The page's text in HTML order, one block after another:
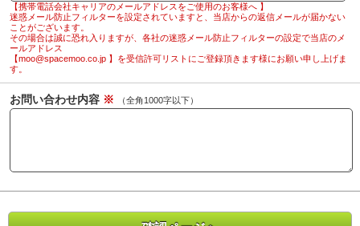
【携帯電話会社キャリアのメールアドレスをご使用のお客様へ 】
迷惑メール防止フィルターを設定されていますと、当店からの返信メールが届かない
ことがございます。
その場合は誠に恐れ入りますが、各社の迷惑メール防止フィルターの設定で当店のメ
ールアドレス
【moo@spacemoo.co.jp 】を受信許可リストにご登録頂きます様にお願い申し上げま
す。
お問い合わせ内容 ※ （全角1000字以下）